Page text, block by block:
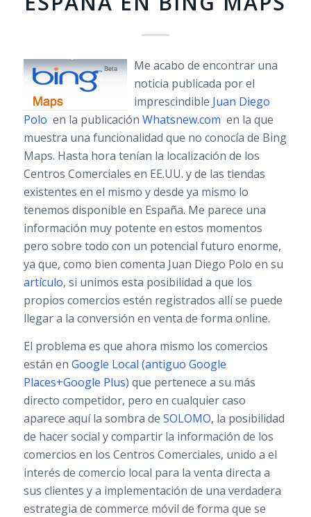
Me acabo de encontrar una
noticia publicada por el
imprescindible Juan Diego
Polo en la publicación Whatsnew.com en la que
muestra una funcionalidad que no conocía de Bing
Maps. Hasta hora tenían la localización de los
Centros Comerciales en EE.UU. y de las tiendas
existentes en el mismo y desde ya mismo lo
tenemos disponible en España. Me parece una
información muy potente en estos momentos
pero sobre todo con un potencial futuro enorme,
ya que, como bien comenta Juan Diego Polo en su
artículo, si unimos esta posibilidad a que los
propios comercios estén registrados allí se puede
llegar a la conversión en venta de forma online.
El problema es que ahora mismo los comercios
están en Google Local (antiguo Google
Places+Google Plus) que pertenece a su más
directo competidor, pero en cualquier caso
aparece aquí la sombra de SOLOMO, la posibilidad
de hacer social y compartir la información de los
comercios en los Centros Comerciales, unido a el
interés de comercio local para la venta directa a
sus clientes y a implementación de una verdadera
estrategia de commerce móvil de forma que se